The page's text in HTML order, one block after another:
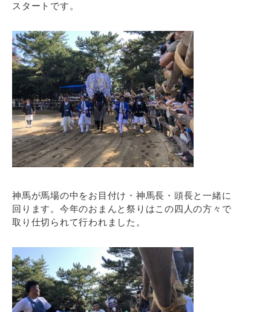
スタートです。
神馬が馬場の中をお目付け・神馬長・頭長と一緒に
回ります。今年のおまんと祭りはこの四人の方々で
取り仕切られて行われました。